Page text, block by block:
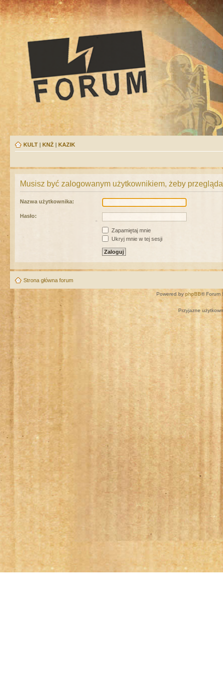
KULT | KNŻ | KAZIK
Musisz być zalogowanym użytkownikiem, żeby
Nazwa użytkownika:
Hasło:
Zapamiętaj mnie
Ukryj mnie w tej sesji
Strona główna forum
Powered by phpBB® Forum
Przyjazne